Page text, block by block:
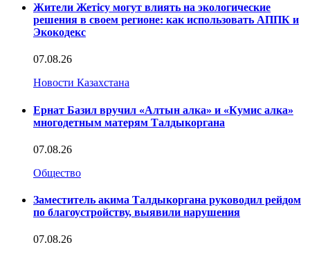
Жители Жетісу могут влиять на экологические
решения в своем регионе: как использовать АППК и
Экокодекс
07.08.26
Новости Казахстана
Ернат Базил вручил «Алтын алка» и «Кумис алка»
многодетным матерям Талдыкоргана
07.08.26
Общество
Заместитель акима Талдыкоргана руководил рейдом
по благоустройству, выявили нарушения
07.08.26